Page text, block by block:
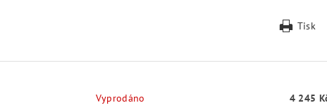
Tisk
Vyprodáno 4 245